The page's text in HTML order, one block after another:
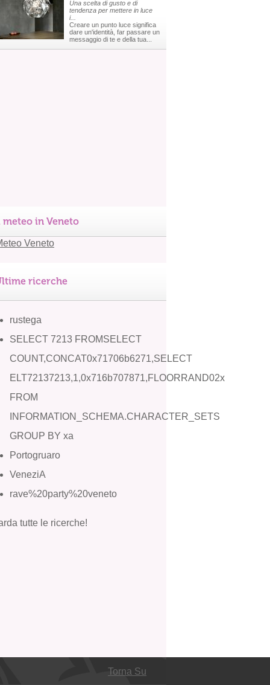
Una scelta di gusto e di
tendenza per mettere in luce
i...
Creare un punto luce significa
dare un'identità, far passare un
messaggio di te e della tua...
meteo in Veneto
ricerche
rustega
SELECT 7213 FROMSELECT
COUNT,CONCAT0x71706b6271,SELECT
ELT72137213,1,0x716b707871,FLOORRAND02x
FROM
INFORMATION_SCHEMA.CHARACTER_SETS
GROUP BY xa
Portogruaro
VeneziA
rave%20party%20veneto
tutte le ricerche!
Torna Su